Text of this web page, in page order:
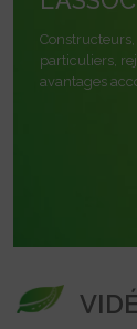
particuliers,
avantages